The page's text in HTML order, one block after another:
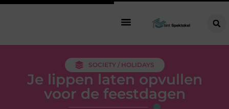
SOCIETY / HOLIDAYS
Je lippen laten opvullen
voor de feestdagen